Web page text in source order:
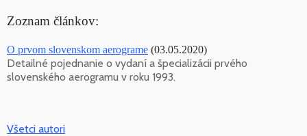
Zoznam článkov:
O prvom slovenskom aerograme (03.05.2020)
Detailné pojednanie o vydaní a špecializácii prvého
slovenského aerogramu v roku 1993.
Všetci autori